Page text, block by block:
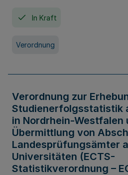
In Kraft
Verordnung
Verordnung zur
Studienerfolgsstatistik
in Nordrhein-Westfalen
Übermittlung von
Landesprüfungsämter
Universitäten (ECTS-
Statistikverordnung –